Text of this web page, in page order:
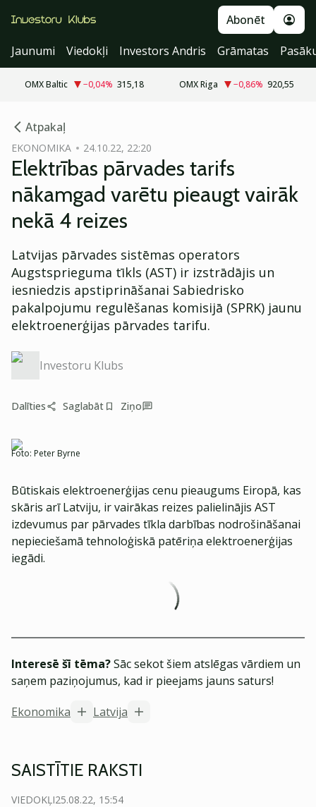
Abonēt
Jaunumi
Viedokļi Investors Andris Grāmatas
OMX Baltic −0,04% 315,18 OMX Riga −0,86% 920,55
Atpakaļ
EKONOMIKA 24.10.22, 22:20
Elektrības pārvades tarifs
nākamgad varētu pieaugt vairāk
nekā 4 reizes
Latvijas pārvades sistēmas operators
Augstsprieguma tīkls (AST) ir izstrādājis un
iesniedzis apstiprināšanai Sabiedrisko
pakalpojumu regulēšanas komisijā (SPRK) jaunu
elektroenerģijas pārvades tarifu.
Investoru Klubs
Dalīties Saglabāt Ziņo
Foto: Peter Byrne
Būtiskais elektroenerģijas cenu pieaugums Eiropā, kas
skāris arī Latviju, ir vairākas reizes palielinājis AST
izdevumus par pārvades tīkla darbības nodrošināšanai
nepieciešamā tehnoloģiskā patēriņa elektroenerģijas
iegādi.
Interesē šī tēma?Sāc sekot šiem atslēgas vārdiem un
saņem paziņojumus, kad ir pieejams jauns saturs!
Ekonomika
Latvija
SAISTĪTIE RAKSTI
VIEDOKĻI25.08.22, 15:54